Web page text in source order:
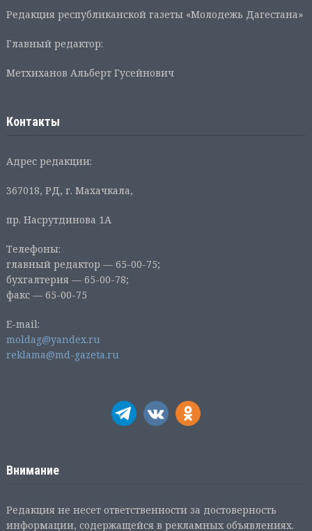
Редакция республиканской газеты «Молодежь Дагестана»
Главный редактор:
Метхиханов Альберт Гусейнович
Контакты
Адрес редакции:
367018, РД, г. Махачкала,
пр. Насрутдинова 1А
Телефоны:
главный редактор — 65-00-75;
бухгалтерия — 65-00-78;
факс — 65-00-75
E-mail:
moldag@yandex.ru
reklama@md-gazeta.ru
Внимание
Редакция не несет ответственности за достоверность
информации, содержащейся в рекламных объявлениях.